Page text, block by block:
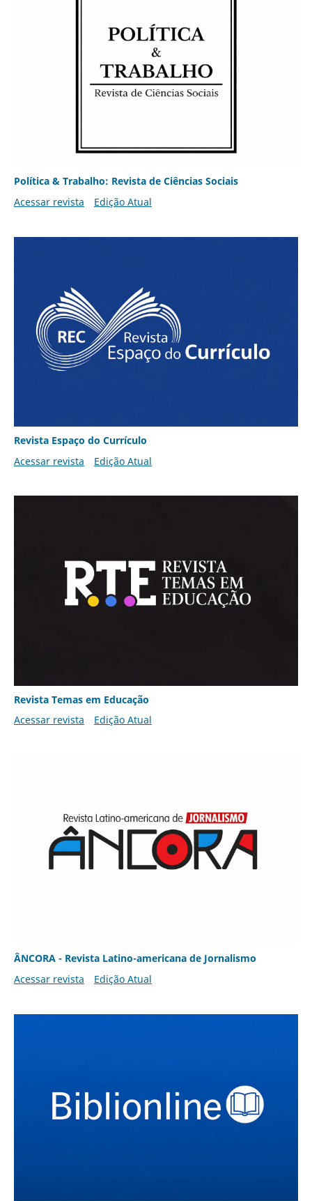
Política & Trabalho: Revista de Ciências Sociais
Acessar revista
Edição Atual
Revista Espaço do Currículo
Acessar revista
Edição Atual
Revista Temas em Educação
Acessar revista
Edição Atual
ÂNCORA - Revista Latino-americana de Jornalismo
Acessar revista
Edição Atual